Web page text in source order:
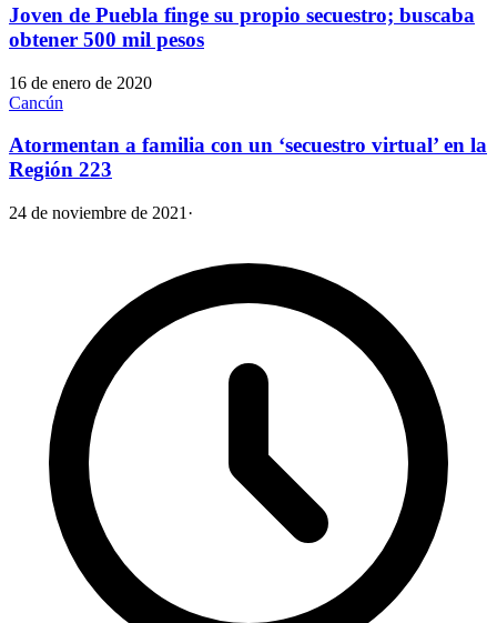
Joven de Puebla finge su propio secuestro; buscaba
obtener 500 mil pesos
16 de enero de 2020
Cancún
Atormentan a familia con un ‘secuestro virtual’ en la
Región 223
24 de noviembre de 2021 ·